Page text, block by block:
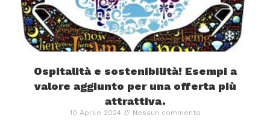
Ospitalità e sostenibilità! Esempi a
valore aggiunto per una offerta più
attrattiva.
10 Aprile 2024 Nessun commento